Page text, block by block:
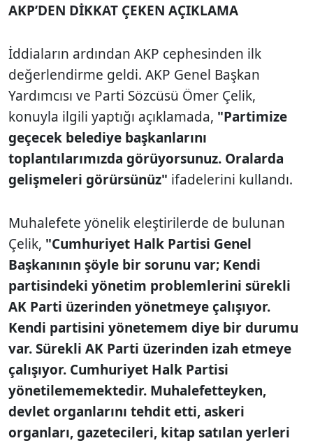
AKP’DEN DİKKAT ÇEKEN AÇIKLAMA
İddiaların ardından AKP cephesinden ilk
değerlendirme geldi. AKP Genel Başkan
Yardımcısı ve Parti Sözcüsü Ömer Çelik,
konuyla ilgili yaptığı açıklamada, "Partimize
geçecek belediye başkanlarını
toplantılarımızda görüyorsunuz. Oralarda
gelişmeleri görürsünüz" ifadelerini kullandı.
Muhalefete yönelik eleştirilerde de bulunan
Çelik, "Cumhuriyet Halk Partisi Genel
Başkanının şöyle bir sorunu var; Kendi
partisindeki yönetim problemlerini sürekli
AK Parti üzerinden yönetmeye çalışıyor.
Kendi partisini yönetemem diye bir durumu
var. Sürekli AK Parti üzerinden izah etmeye
çalışıyor. Cumhuriyet Halk Partisi
yönetilememektedir. Muhalefetteyken,
devlet organlarını tehdit etti, askeri
organları, gazetecileri, kitap satılan yerleri